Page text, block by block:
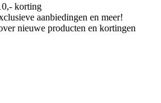
korting
aanbiedingen en meer!
nieuwe producten en kortingen